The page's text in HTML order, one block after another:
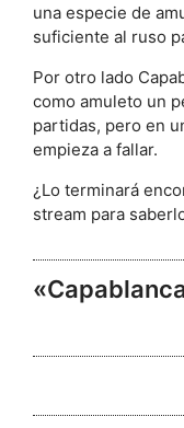
una especie de
suficiente al ruso
Por otro lado
como amuleto un
partidas, pero en
empieza a fallar.
¿Lo terminará
stream para